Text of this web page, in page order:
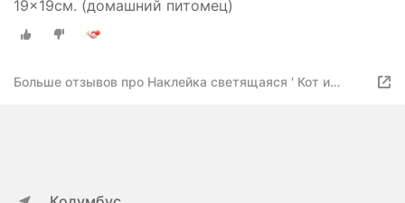
19x19см. (домашний питомец)
Больше отзывов про Наклейка светящаяся ' Кот и